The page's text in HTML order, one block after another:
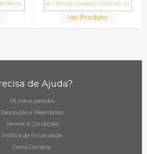
NOTIFICAR QUANDO DISPONÍVEL
Ver Produto
de Ajuda?
Os meus pedidos
Devolução e Reembolso
Termos & Condições
Política de Privacidade
Como Comprar